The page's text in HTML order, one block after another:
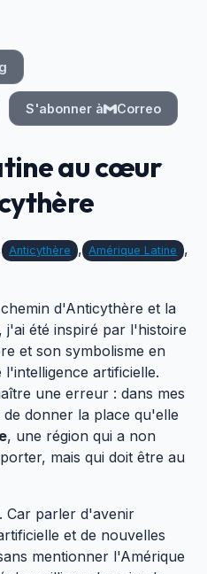
S'abonner à Correo
au cœur
Anticythère , Amérique Latine ,
d'Anticythère et la
, j'ai été inspiré par l'histoire
et son symbolisme en
artificielle.
une erreur : dans mes
donner la place qu'elle
, une région qui a non
mais qui doit être au
Car parler d'avenir
et de nouvelles
mentionner l'Amérique